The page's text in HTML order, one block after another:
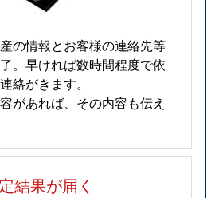
の情報とお客様の連絡先等
。早ければ数時間程度で依
絡がきます。
があれば、その内容も伝え
結果が届く